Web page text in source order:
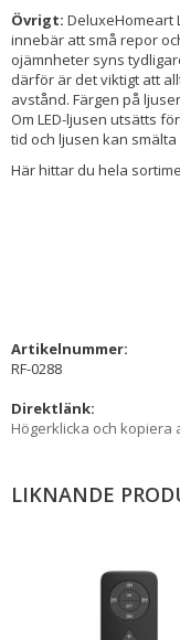
Övrigt: DeluxeHomeart
innebär att små repor
ojämnheter syns
därför är det viktigt att
avstånd. Färgen på
Om LED-ljusen utsätts
tid och ljusen kan smälta
Här hittar du hela
Artikelnummer:
RF-0288
Direktlänk:
Högerklicka och kopiera
LIKNANDE